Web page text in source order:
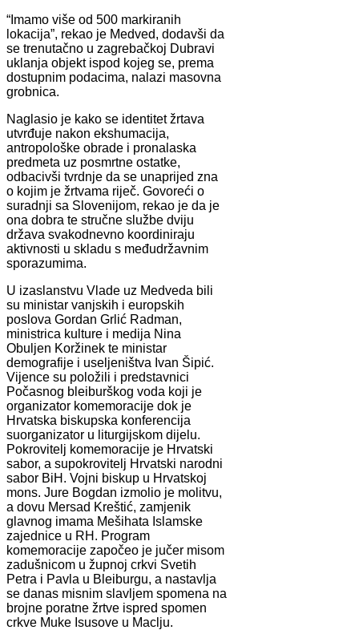
“Imamo više od 500 markiranih
lokacija”, rekao je Medved, dodavši da
se trenutačno u zagrebačkoj Dubravi
uklanja objekt ispod kojeg se, prema
dostupnim podacima, nalazi masovna
grobnica.
Naglasio je kako se identitet žrtava
utvrđuje nakon ekshumacija,
antropološke obrade i pronalaska
predmeta uz posmrtne ostatke,
odbacivši tvrdnje da se unaprijed zna
o kojim je žrtvama riječ. Govoreći o
suradnji sa Slovenijom, rekao je da je
ona dobra te stručne službe dviju
država svakodnevno koordiniraju
aktivnosti u skladu s međudržavnim
sporazumima.
U izaslanstvu Vlade uz Medveda bili
su ministar vanjskih i europskih
poslova Gordan Grlić Radman,
ministrica kulture i medija Nina
Obuljen Koržinek te ministar
demografije i useljeništva Ivan Šipić.
Vijence su položili i predstavnici
Počasnog bleiburškog voda koji je
organizator komemoracije dok je
Hrvatska biskupska konferencija
suorganizator u liturgijskom dijelu.
Pokrovitelj komemoracije je Hrvatski
sabor, a supokrovitelj Hrvatski narodni
sabor BiH. Vojni biskup u Hrvatskoj
mons. Jure Bogdan izmolio je molitvu,
a dovu Mersad Kreštić, zamjenik
glavnog imama Mešihata Islamske
zajednice u RH. Program
komemoracije započeo je jučer misom
zadušnicom u župnoj crkvi Svetih
Petra i Pavla u Bleiburgu, a nastavlja
se danas misnim slavljem spomena na
brojne poratne žrtve ispred spomen
crkve Muke Isusove u Maclju.